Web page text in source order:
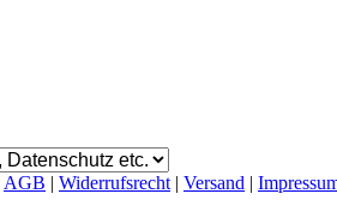
AGB | Widerrufsrecht | Versand |